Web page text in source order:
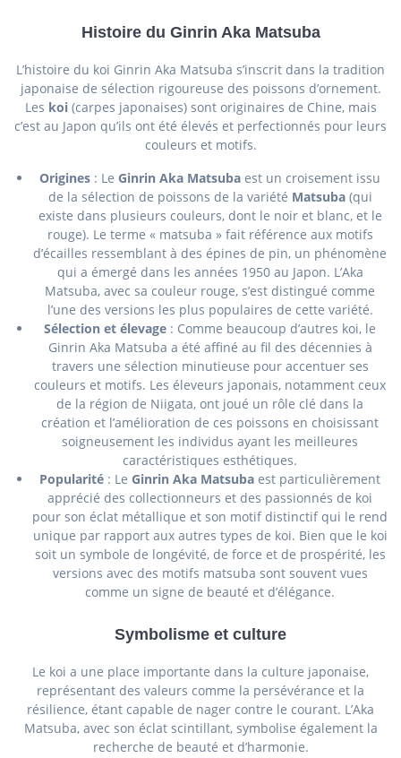
Histoire du Ginrin Aka Matsuba
L’histoire du koi Ginrin Aka Matsuba s’inscrit dans la tradition
japonaise de sélection rigoureuse des poissons d’ornement.
Les koi(carpes japonaises) sont originaires de Chine, mais
c’est au Japon qu’ils ont été élevés et perfectionnés pour leurs
couleurs et motifs.
Origines : Le Ginrin Aka Matsuba est un croisement issu
de la sélection de poissons de la variété Matsuba(qui
existe dans plusieurs couleurs, dont le noir et blanc, et le
rouge). Le terme « matsuba » fait référence aux motifs
d’écailles ressemblant à des épines de pin, un phénomène
qui a émergé dans les années 1950 au Japon. L’Aka
Matsuba, avec sa couleur rouge, s’est distingué comme
l’une des versions les plus populaires de cette variété.
Sélection et élevage : Comme beaucoup d’autres koi, le
Ginrin Aka Matsuba a été affiné au fil des décennies à
travers une sélection minutieuse pour accentuer ses
couleurs et motifs. Les éleveurs japonais, notamment ceux
de la région de Niigata, ont joué un rôle clé dans la
création et l’amélioration de ces poissons en choisissant
soigneusement les individus ayant les meilleures
caractéristiques esthétiques.
Popularité : Le Ginrin Aka Matsuba est particulièrement
apprécié des collectionneurs et des passionnés de koi
pour son éclat métallique et son motif distinctif qui le rend
unique par rapport aux autres types de koi. Bien que le koi
soit un symbole de longévité, de force et de prospérité, les
versions avec des motifs matsuba sont souvent vues
comme un signe de beauté et d’élégance.
Symbolisme et culture
Le koi a une place importante dans la culture japonaise,
représentant des valeurs comme la persévérance et la
résilience, étant capable de nager contre le courant. L’Aka
Matsuba, avec son éclat scintillant, symbolise également la
recherche de beauté et d’harmonie.